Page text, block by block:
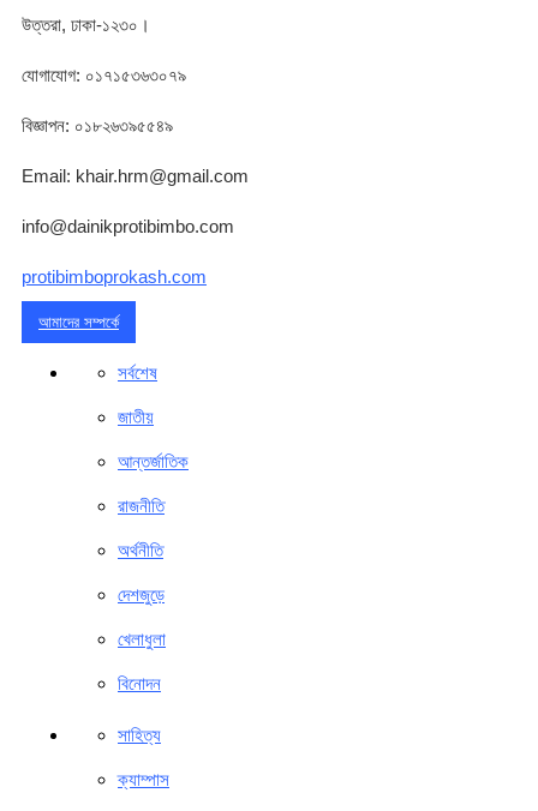
উত্তরা, ঢাকা-১২৩০।
যোগাযোগ: ০১৭১৫৩৬৩০৭৯
বিজ্ঞাপন: ০১৮২৬৩৯৫৫৪৯
Email: khair.hrm@gmail.com
info@dainikprotibimbo.com
protibimboprokash.com
আমাদের সম্পর্কে
সর্বশেষ
জাতীয়
আন্তর্জাতিক
রাজনীতি
অর্থনীতি
দেশজুড়ে
খেলাধুলা
বিনোদন
সাহিত্য
ক্যাম্পাস